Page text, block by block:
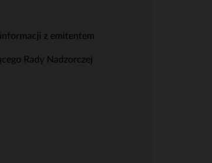
z emitentem
Rady Nadzorczej